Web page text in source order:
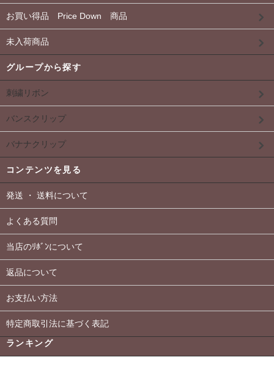
お買い得品 Price Down 商品
未入荷商品
グループから探す
刺繍リボン
バンスクリップ
バナナクリップ
コンテンツを見る
発送 ・ 送料について
よくある質問
当店のﾘﾎﾞﾝについて
返品について
お支払い方法
特定商取引法に基づく表記
ランキング